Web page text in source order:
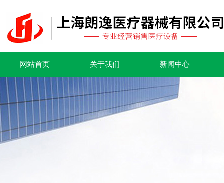
网站首页 关于我们 新闻中心